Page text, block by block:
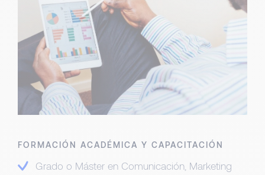
FORMACIÓN ACADÉMICA Y CAPACITACIÓN
Grado o Máster en Comunicación, Marketing